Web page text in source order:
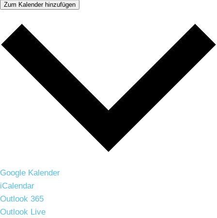
Zum Kalender hinzufügen
Google Kalender
iCalendar
Outlook 365
Outlook Live